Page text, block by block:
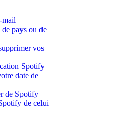
mail
pays ou de
vos
Spotify
date de
de Spotify
de celui